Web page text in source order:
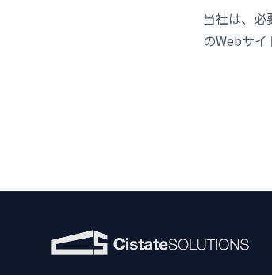
当社は、必
のWebサイ